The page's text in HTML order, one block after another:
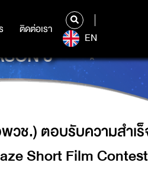
ติดต่อเรา
ติดต่อเรา
EN
โครงการประกวด
3
ช.) ตอบรับความสำเ
Short Film Contest